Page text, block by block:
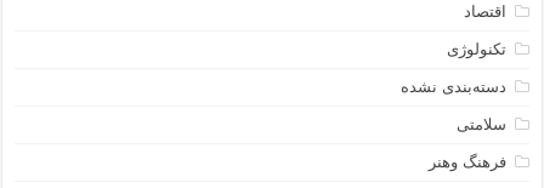
اقتصاد
تکنولوژی
دسته‌بندی نشده
سلامتی
فرهنگ وهنر